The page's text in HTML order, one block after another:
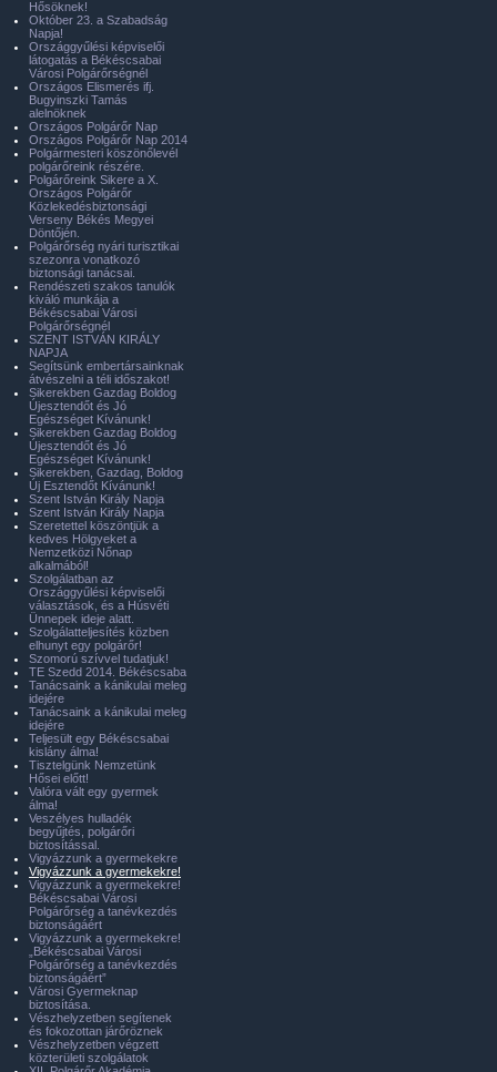
Hősöknek!
Október 23. a Szabadság
Napja!
Országgyűlési képviselői
látogatás a Békéscsabai
Városi Polgárőrségnél
Országos Elismerés ifj.
Bugyinszki Tamás
alelnöknek
Országos Polgárőr Nap
Országos Polgárőr Nap 2014
Polgármesteri köszönőlevél
polgárőreink részére.
Polgárőreink Sikere a X.
Országos Polgárőr
Közlekedésbiztonsági
Verseny Békés Megyei
Döntőjén.
Polgárőrség nyári turisztikai
szezonra vonatkozó
biztonsági tanácsai.
Rendészeti szakos tanulók
kiváló munkája a
Békéscsabai Városi
Polgárőrségnél
SZENT ISTVÁN KIRÁLY
NAPJA
Segítsünk embertársainknak
átvészelni a téli időszakot!
Sikerekben Gazdag Boldog
Újesztendőt és Jó
Egészséget Kívánunk!
Sikerekben Gazdag Boldog
Újesztendőt és Jó
Egészséget Kívánunk!
Sikerekben, Gazdag, Boldog
Új Esztendőt Kívánunk!
Szent István Király Napja
Szent István Király Napja
Szeretettel köszöntjük a
kedves Hölgyeket a
Nemzetközi Nőnap
alkalmából!
Szolgálatban az
Országgyűlési képviselői
választások, és a Húsvéti
Ünnepek ideje alatt.
Szolgálatteljesítés közben
elhunyt egy polgárőr!
Szomorú szívvel tudatjuk!
TE Szedd 2014. Békéscsaba
Tanácsaink a kánikulai meleg
idejére
Tanácsaink a kánikulai meleg
idejére
Teljesült egy Békéscsabai
kislány álma!
Tisztelgünk Nemzetünk
Hősei előtt!
Valóra vált egy gyermek
álma!
Veszélyes hulladék
begyűjtés, polgárőri
biztosítással.
Vigyázzunk a gyermekekre
Vigyázzunk a gyermekekre!
Vigyázzunk a gyermekekre!
Békéscsabai Városi
Polgárőrség a tanévkezdés
biztonságáért
Vigyázzunk a gyermekekre!
„Békéscsabai Városi
Polgárőrség a tanévkezdés
biztonságáért”
Városi Gyermeknap
biztosítása.
Vészhelyzetben segítenek
és fokozottan járőröznek
Vészhelyzetben végzett
közterületi szolgálatok